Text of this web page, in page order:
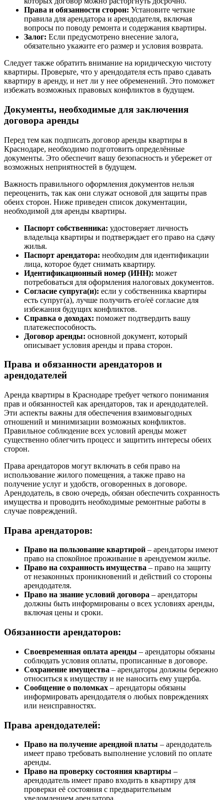
Права и обязанности сторон: Установите четкие
правила для арендатора и арендодателя, включая
вопросы по поводу ремонта и содержания квартиры.
Залог: Если предусмотрено внесение залога,
обязательно укажите его размер и условия возврата.
Следует также обратить внимание на юридическую чистоту
квартиры. Проверьте, что у арендодателя есть право сдавать
квартиру в аренду, и нет ли у нее обременений. Это поможет
избежать возможных правовых конфликтов в будущем.
Документы, необходимые для заключения
договора аренды
Перед тем как подписать договор аренды квартиры в
Краснодаре, необходимо подготовить определённые
документы. Это обеспечит вашу безопасность и убережет от
возможных неприятностей в будущем.
Важность правильного оформления документов нельзя
переоценить, так как они служат основой для защиты прав
обеих сторон. Ниже приведен список документации,
необходимой для аренды квартиры.
Паспорт собственника: удостоверяет личность
владельца квартиры и подтверждает его право на сдачу
жилья.
Паспорт арендатора: необходим для идентификации
лица, которое будет снимать квартиру.
Идентификационный номер (ИНН): может
потребоваться для оформления налоговых документов.
Согласие супруга(и): если у собственника квартиры
есть супруг(а), лучше получить его/её согласие для
избежания будущих конфликтов.
Справка о доходах: поможет подтвердить вашу
платежеспособность.
Договор аренды: основной документ, который
описывает условия аренды и права сторон.
Права и обязанности арендаторов и
арендодателей
Аренда квартиры в Краснодаре требует четкого понимания
прав и обязанностей как арендаторов, так и арендодателей.
Эти аспекты важны для обеспечения взаимовыгодных
отношений и минимизации возможных конфликтов.
Правильное соблюдение всех условий аренды может
существенно облегчить процесс и защитить интересы обеих
сторон.
Права арендаторов могут включать в себя право на
использование жилого помещения, а также право на
получение услуг и удобств, оговоренных в договоре.
Арендодатель, в свою очередь, обязан обеспечить сохранность
имущества и проводить необходимые ремонтные работы в
случае повреждений.
Права арендаторов:
Право на пользование квартирой – арендаторы имеют
право на спокойное проживание в арендуемом жилье.
Право на сохранность имущества – право на защиту
от незаконных проникновений и действий со стороны
арендодателя.
Право на знание условий договора – арендаторы
должны быть информированы о всех условиях аренды,
включая цены и сроки.
Обязанности арендаторов:
Своевременная оплата аренды – арендаторы обязаны
соблюдать условия оплаты, прописанные в договоре.
Сохранение имущества – арендаторы должны бережно
относиться к имуществу и не наносить ему ущерба.
Сообщение о поломках – арендаторы обязаны
информировать арендодателя о любых повреждениях
или неисправностях.
Права арендодателей:
Право на получение арендной платы – арендодатель
имеет право требовать выполнение условий по оплате
аренды.
Право на проверку состояния квартиры –
арендодатель имеет право входить в квартиру для
проверки её состояния с предварительным